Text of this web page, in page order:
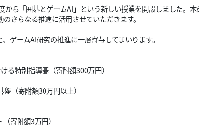
ら「囲碁とゲームAI」という新しい授業を開設しました。本
さらなる推進に活用させていただきます。
ゲームAI研究の推進に一層寄与してまいります。
る特別指導碁（寄附額300万円）
（寄附額30万円以上）
寄附額3万円）